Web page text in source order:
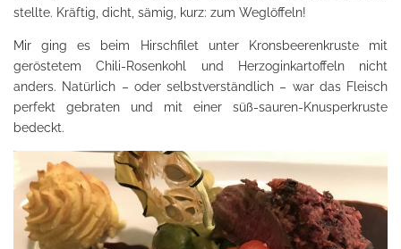
stellte. Kräftig, dicht, sämig, kurz: zum Weglöffeln!
Mir ging es beim Hirschfilet unter Kronsbeerenkruste mit
geröstetem Chili-Rosenkohl und Herzoginkartoffeln nicht
anders. Natürlich – oder selbstverständlich – war das Fleisch
perfekt gebraten und mit einer süß-sauren-Knusperkruste
bedeckt.